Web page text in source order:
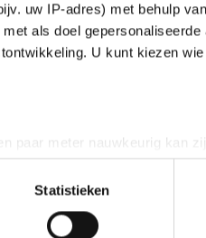
uw IP-adres) met behulp
als doel
U kunt kiezen
paar meter nauwkeurig kan
eigenschappen
stel uw voorkeuren in het
Statistieken